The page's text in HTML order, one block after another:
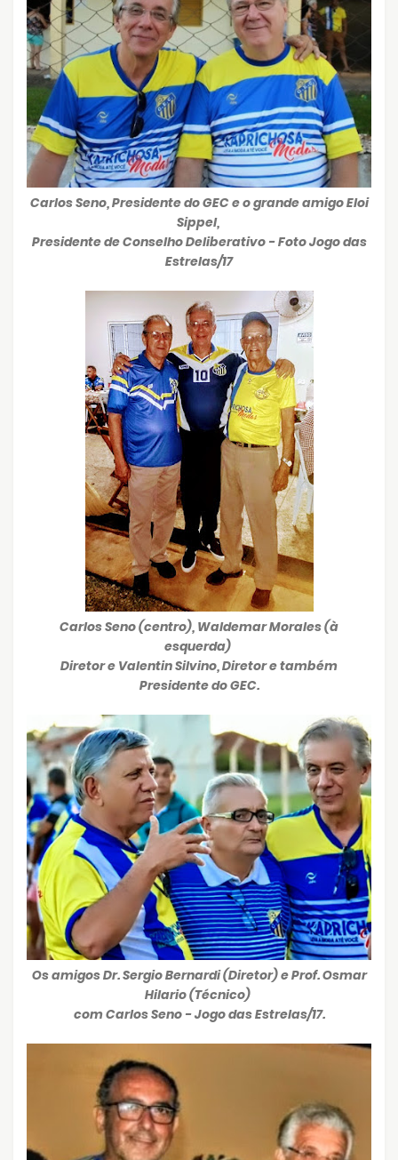
Carlos Seno, Presidente do GEC e o grande amigo Eloi
Sippel,
Presidente de Conselho Deliberativo - Foto Jogo das
Estrelas/17
Carlos Seno (centro), Waldemar Morales (à
esquerda)
Diretore Valentin Silvino, Diretor e também
Presidente do GEC.
Os amigos Dr. Sergio Bernardi (Diretor) e Prof. Osmar
Hilario (Técnico)
com Carlos Seno - Jogo das Estrelas/17.